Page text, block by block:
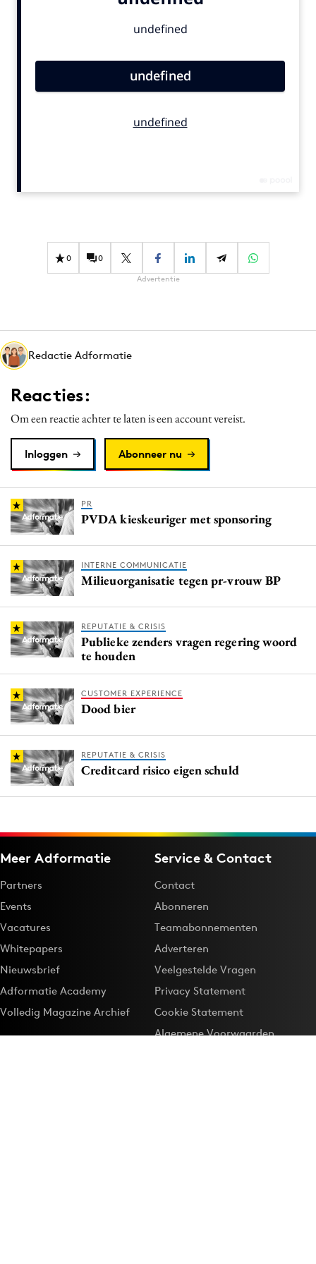
Gedragsverandering
Influencer marketing
Media
Merkstrategie
PR
Programmatic
Purpose Marketing
Reputatie & crisis
0 0
Advertentie
Redactie Adformatie
Reacties:
Om een reactie achter te laten is een account vereist.
Inloggen Abonneer nu
PR
PVDA kieskeuriger met sponsoring
INTERNE COMMUNICATIE
Milieuorganisatie tegen pr-vrouw BP
REPUTATIE & CRISIS
Publieke zenders vragen regering woord
te houden
CUSTOMER EXPERIENCE
Dood bier
REPUTATIE & CRISIS
Creditcard risico eigen schuld
Meer Adformatie
Partners
Events
Vacatures
Whitepapers
Nieuwsbrief
Adformatie Academy
Volledig Magazine Archief
Service & Contact
Contact
Abonneren
Teamabonnementen
Adverteren
Veelgestelde Vragen
Privacy Statement
Cookie Statement
Algemene Voorwaarden